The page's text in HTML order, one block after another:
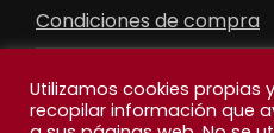
Condiciones de compra
Contacto
Utilizamos cookies propias
recopilar información que